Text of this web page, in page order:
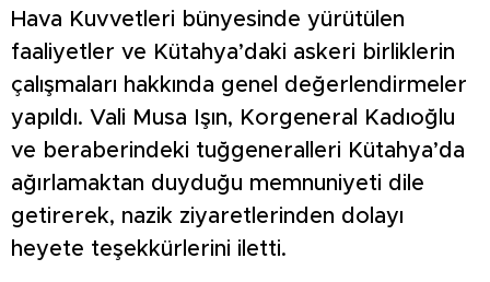
Hava Kuvvetleri bünyesinde yürütülen
faaliyetler ve Kütahya’daki askeri birliklerin
çalışmaları hakkında genel değerlendirmeler
yapıldı. Vali Musa Işın, Korgeneral Kadıoğlu
ve beraberindeki tuğgeneralleri Kütahya’da
ağırlamaktan duyduğu memnuniyeti dile
getirerek, nazik ziyaretlerinden dolayı
heyete teşekkürlerini iletti.